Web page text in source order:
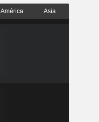
América Asia